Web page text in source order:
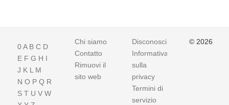
0A B C D
E F G H I
J K L M
N O P Q R
S T U V W
Chi siamo
Contatto
Rimuovi il
sito web
Disconoscimento
Informativa
sulla
privacy
Termini di
servizio
© 2026